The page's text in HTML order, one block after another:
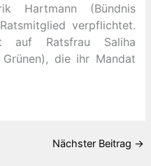
Hartmann (Bündnis
verpflichtet.
auf Ratsfrau Saliha
die ihr Mandat
Nächster Beitrag →